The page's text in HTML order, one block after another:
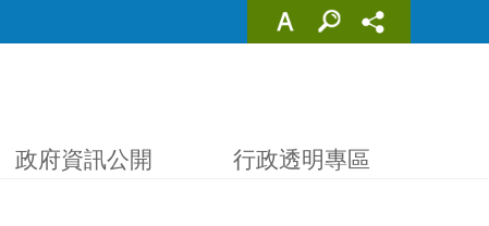
政府資訊公開 行政透明專區